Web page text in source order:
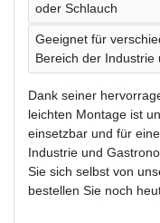
oder Schlauch
Geeignet für
Bereich der Industrie
Dank seiner
leichten Montage ist
einsetzbar und für
Industrie und
Sie sich selbst von
bestellen Sie noch